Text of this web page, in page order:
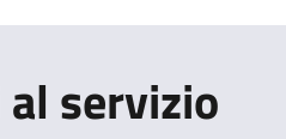
servizio